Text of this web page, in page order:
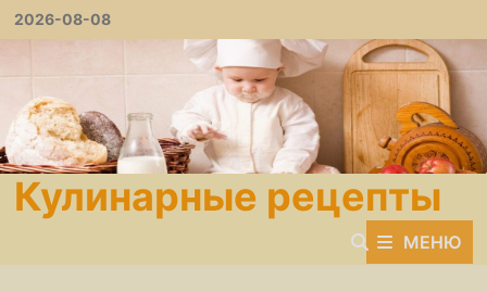
Перейти
содержимому
2026-08-08
Кулинарные рецепты
МЕНЮ